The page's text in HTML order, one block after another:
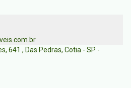
641 , Das Pedras, Cotia - SP -